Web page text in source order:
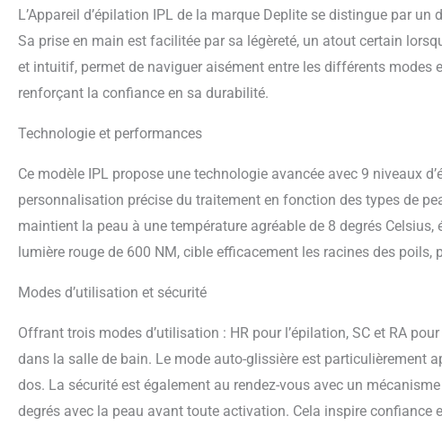
n’émet des
cet épilateur laser est
pièces, offrant ainsi
L’Appareil d’épilation IPL de la marque Deplite se distingue par
Sa prise en main est facilitée par sa légèreté, un atout certain
et intuitif, permet de naviguer aisément entre les différents modes
renforçant la confiance en sa durabilité.
Technologie et performances
Ce modèle IPL propose une technologie avancée avec 9 niveaux
personnalisation précise du traitement en fonction des types de
maintient la peau à une température agréable de 8 degrés
lumière rouge de 600 NM, cible efficacement les racines des
Modes d’utilisation et sécurité
Offrant trois modes d’utilisation : HR pour l’épilation, SC et RA
dans la salle de bain. Le mode auto-glissière est particulièrement
dos. La sécurité est également au rendez-vous avec un
degrés avec la peau avant toute activation. Cela inspire confiance